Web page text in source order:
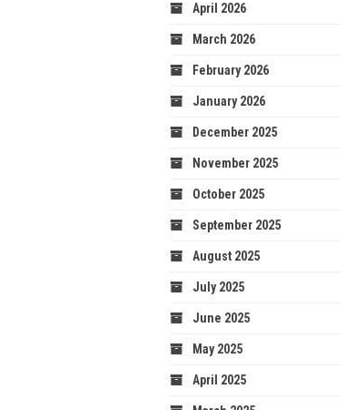
April 2026
March 2026
February 2026
January 2026
December 2025
November 2025
October 2025
September 2025
August 2025
July 2025
June 2025
May 2025
April 2025